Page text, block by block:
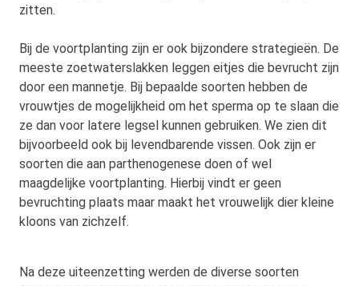
zitten.
Bij de voortplanting zijn er ook bijzondere strategieën. De
meeste zoetwaterslakken leggen eitjes die bevrucht zijn
door een mannetje. Bij bepaalde soorten hebben de
vrouwtjes de mogelijkheid om het sperma op te slaan die
ze dan voor latere legsel kunnen gebruiken. We zien dit
bijvoorbeeld ook bij levendbarende vissen. Ook zijn er
soorten die aan parthenogenese doen of wel
maagdelijke voortplanting. Hierbij vindt er geen
bevruchting plaats maar maakt het vrouwelijk dier kleine
kloons van zichzelf.
Na deze uiteenzetting werden de diverse soorten